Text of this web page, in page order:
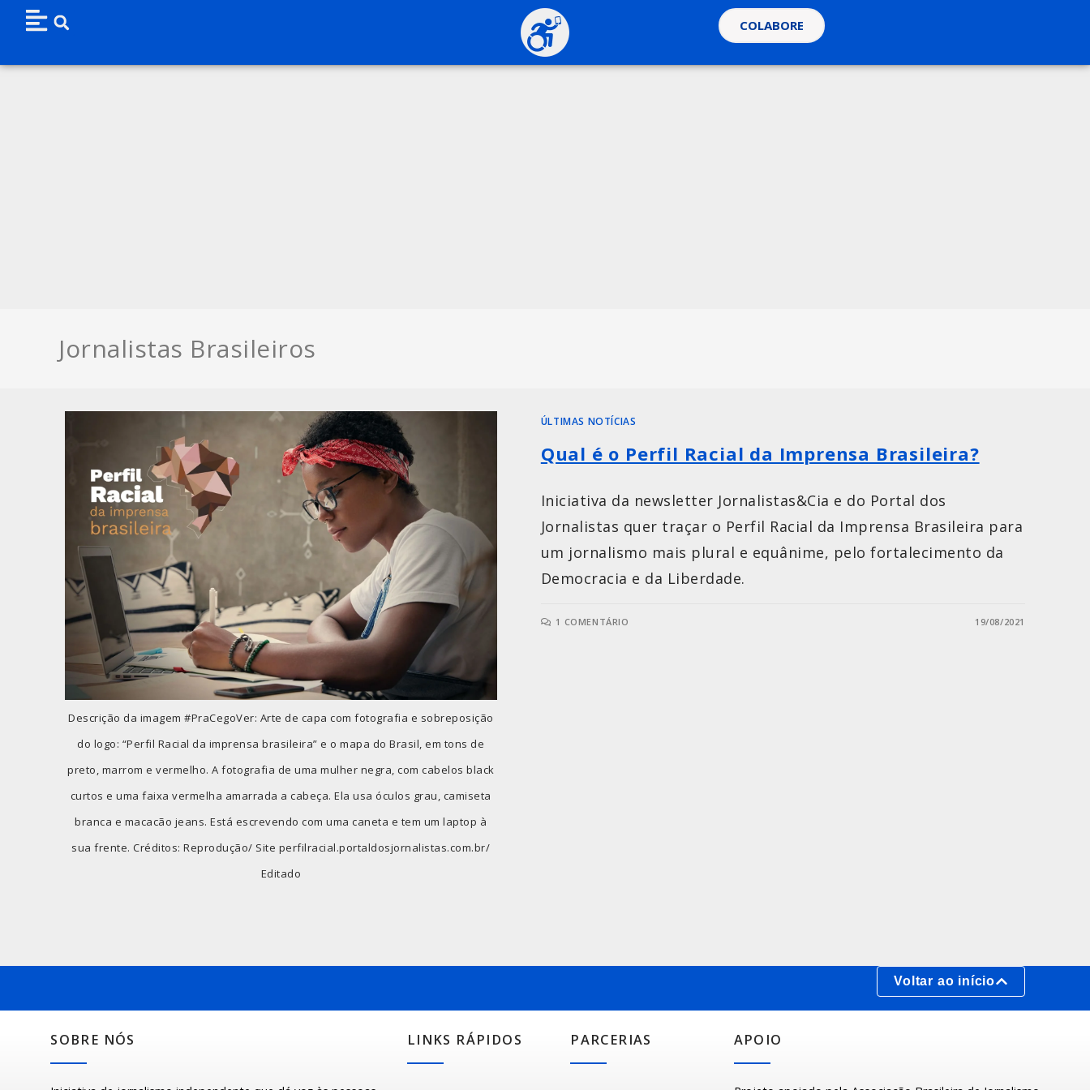
COLABORE
Jornalistas Brasileiros
Descrição da imagem #PraCegoVer: Arte de capa com fotografia e sobreposição
do logo: “Perfil Racial da imprensa brasileira” e o mapa do Brasil, em tons de
preto, marrom e vermelho. A fotografia de uma mulher negra, com cabelos black
curtos e uma faixa vermelha amarrada a cabeça. Ela usa óculos grau, camiseta
branca e macacão jeans. Está escrevendo com uma caneta e tem um laptop à
sua frente. Créditos: Reprodução/ Site perfilracial.portaldosjornalistas.com.br/
Editado
ÚLTIMAS NOTÍCIAS
Qual é o Perfil Racial da Imprensa Brasileira?
Iniciativa da newsletter Jornalistas&Cia e do Portal dos
Jornalistas quer traçar o Perfil Racial da Imprensa Brasileira para
um jornalismo mais plural e equânime, pelo fortalecimento da
Democracia e da Liberdade.
1 COMENTÁRIO 19/08/2021
Voltar ao início
SOBRE NÓS LINKS RÁPIDOS PARCERIAS APOIO